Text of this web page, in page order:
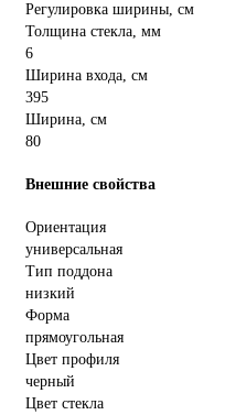
Регулировка ширины, см
Толщина стекла, мм
6
Ширина входа, см
395
Ширина, см
80
Внешние свойства
Ориентация
универсальная
Тип поддона
низкий
Форма
прямоугольная
Цвет профиля
черный
Цвет стекла